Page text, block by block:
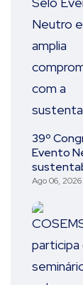
39º
Evento
Ago 06, 2026